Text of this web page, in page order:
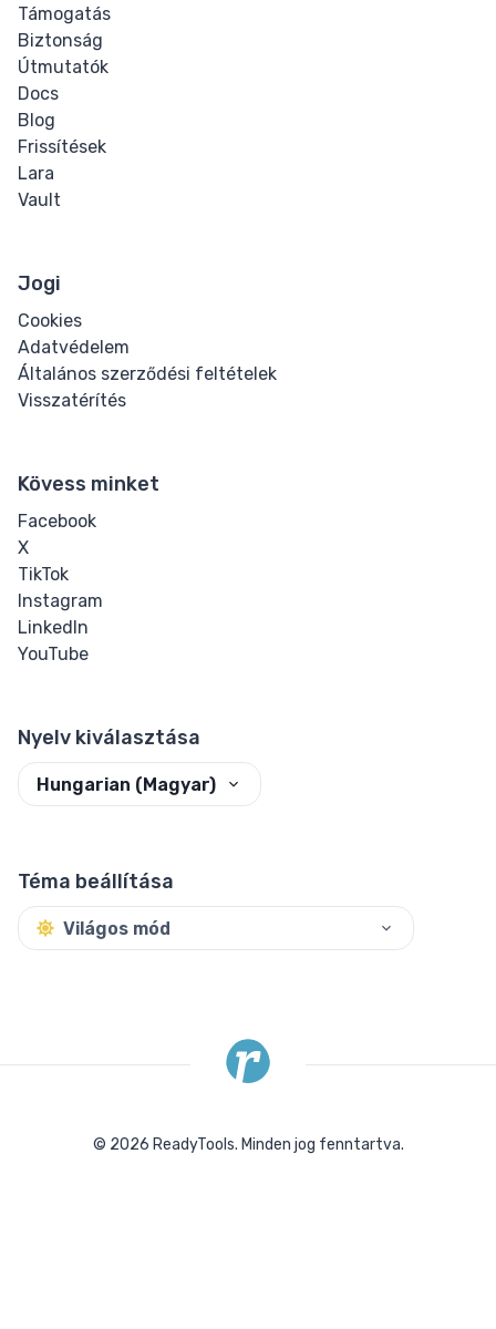
Támogatás
Biztonság
Útmutatók
Docs
Blog
Frissítések
Lara
Vault
Jogi
Cookies
Adatvédelem
Általános szerződési feltételek
Visszatérítés
Kövess minket
Facebook
X
TikTok
Instagram
LinkedIn
YouTube
Nyelv kiválasztása
Hungarian (Magyar)
Téma beállítása
Világos mód
© 2026 ReadyTools. Minden jog fenntartva.